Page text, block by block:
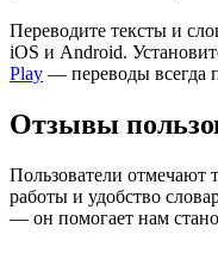
Переводите тексты и
iOS и Android.
Play — переводы всегда
Отзывы
Пользователи отмечают
работы и удобство
— он помогает нам